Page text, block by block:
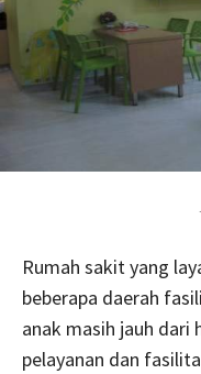
Rumah sakit yang
beberapa daerah
anak masih jauh dari
pelayanan dan